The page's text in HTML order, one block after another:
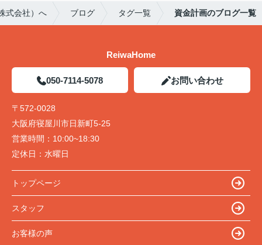
式会社）へ ブログ タグ一覧 資金計画のブログ一覧
ReiwaHome
050-7114-5078 お問い合わせ
〒572-0028
大阪府寝屋川市日新町5-25
営業時間： 10:00~18:30
定休日： 水曜日
トップページ
スタッフ
お客様の声